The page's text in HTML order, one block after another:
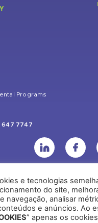
Programs
647 7747
824 S/Nº - Distrito de Jaci
000 – Telefone: (69) 2182.8600
e tecnologias
do site,
navegação, analisar
e anúncios. Ao
” apenas os